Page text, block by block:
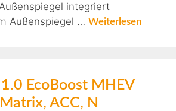
integriert
Außenspiegel … Weiterlesen
EcoBoost MHEV
ACC, N